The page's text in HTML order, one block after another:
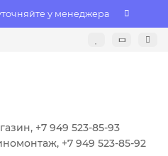
у менеджера
+7 949 523-85-93
+7 949 523-85-92